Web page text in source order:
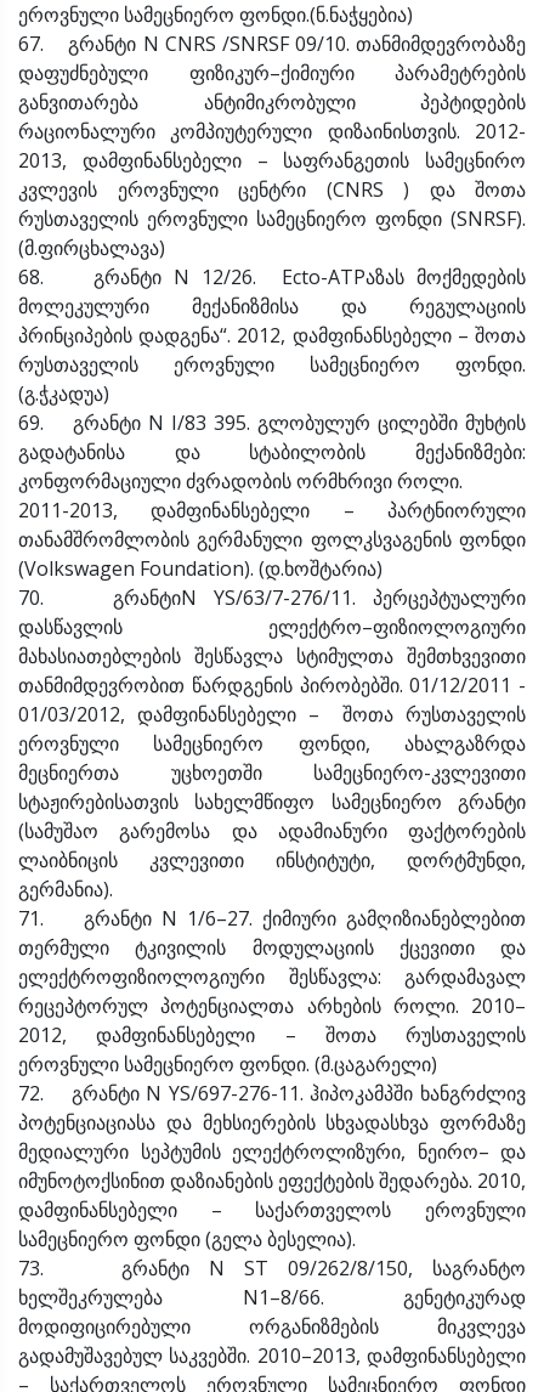
ეროვნული სამეცნიერო ფონდი.(ნ.ნაჭყებია)
67. გრანტი N CNRS /SNRSF 09/10. თანმიმდევრობაზე
დაფუძნებული ფიზიკურ–ქიმიური პარამეტრების
განვითარება ანტიმიკრობული პეპტიდების
რაციონალური კომპიუტერული დიზაინისთვის. 2012-
2013, დამფინანსებელი – საფრანგეთის სამეცნირო
კვლევის ეროვნული ცენტრი (CNRS ) და შოთა
რუსთაველის ეროვნული სამეცნიერო ფონდი (SNRSF).
(მ.ფირცხალავა)
68. გრანტი N 12/26. Ecto-ATPაზას მოქმედების
მოლეკულური მექანიზმისა და რეგულაციის
პრინციპების დადგენა“. 2012, დამფინანსებელი – შოთა
რუსთაველის ეროვნული სამეცნიერო ფონდი.
(გ.ჭკადუა)
69. გრანტი N I/83 395. გლობულურ ცილებში მუხტის
გადატანისა და სტაბილობის მექანიზმები:
კონფორმაციული ძვრადობის ორმხრივი როლი.
2011-2013, დამფინანსებელი – პარტნიორული
თანამშრომლობის გერმანული ფოლკსვაგენის ფონდი
(Volkswagen Foundation). (დ.ხოშტარია)
70. გრანტიN YS/63/7-276/11. პერცეპტუალური
დასწავლის ელექტრო–ფიზიოლოგიური
მახასიათებლების შესწავლა სტიმულთა შემთხვევითი
თანმიმდევრობით წარდგენის პირობებში. 01/12/2011 -
01/03/2012, დამფინანსებელი – შოთა რუსთაველის
ეროვნული სამეცნიერო ფონდი, ახალგაზრდა
მეცნიერთა უცხოეთში სამეცნიერო-კვლევითი
სტაჟირებისათვის სახელმწიფო სამეცნიერო გრანტი
(სამუშაო გარემოსა და ადამიანური ფაქტორების
ლაიბნიცის კვლევითი ინსტიტუტი, დორტმუნდი,
გერმანია).
71. გრანტი N 1/6–27. ქიმიური გამღიზიანებლებით
თერმული ტკივილის მოდულაციის ქცევითი და
ელექტროფიზიოლოგიური შესწავლა: გარდამავალ
რეცეპტორულ პოტენციალთა არხების როლი. 2010–
2012, დამფინანსებელი – შოთა რუსთაველის
ეროვნული სამეცნიერო ფონდი. (მ.ცაგარელი)
72. გრანტი N YS/697-276-11. ჰიპოკამპში ხანგრძლივ
პოტენციაციასა და მეხსიერების სხვადასხვა ფორმაზე
მედიალური სეპტუმის ელექტროლიზური, ნეირო– და
იმუნოტოქსინით დაზიანების ეფექტების შედარება. 2010,
დამფინანსებელი – საქართველოს ეროვნული
სამეცნიერო ფონდი (გელა ბესელია).
73. გრანტი N ST 09/262/8/150, საგრანტო
ხელშეკრულება N1–8/66. გენეტიკურად
მოდიფიცირებული ორგანიზმების მიკვლევა
გადამუშავებულ საკვებში. 2010–2013, დამფინანსებელი
– საქართველოს ეროვნული სამეცნიერო ფონდი